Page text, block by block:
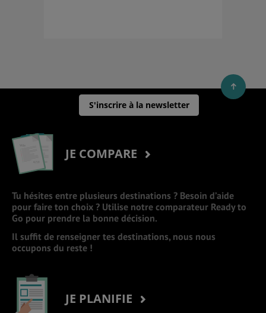
S'inscrire à la newsletter
JE COMPARE
Tu hésites entre plusieurs destinations ? Besoin d’aide
pour faire ton choix ? Utilise notre comparateur Ready to
Go pour prendre la bonne décision.
Il suffit de renseigner tes destinations, nous nous
occupons du reste !
JE PLANIFIE